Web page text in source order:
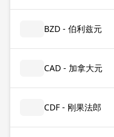
BZD - 伯利兹元
CAD - 加拿大元
CDF - 刚果法郎